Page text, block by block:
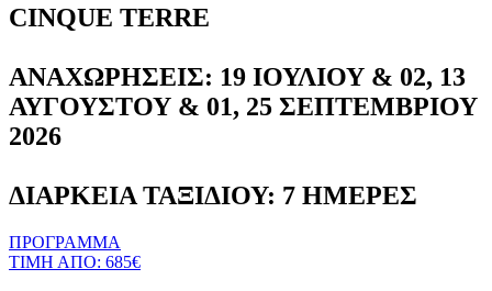
CINQUE TERRE
ΑΝΑΧΩΡΗΣEIΣ: 19 ΙΟΥΛΙΟΥ & 02, 13
ΑΥΓΟΥΣΤΟΥ & 01, 25 ΣΕΠΤΕΜΒΡΙΟΥ
2026
ΔΙΑΡΚΕΙΑ ΤΑΞΙΔΙΟΥ: 7 ΗΜΕΡΕΣ
ΠΡΟΓΡΑΜΜΑ
ΤΙΜΗ ΑΠΟ: 685€